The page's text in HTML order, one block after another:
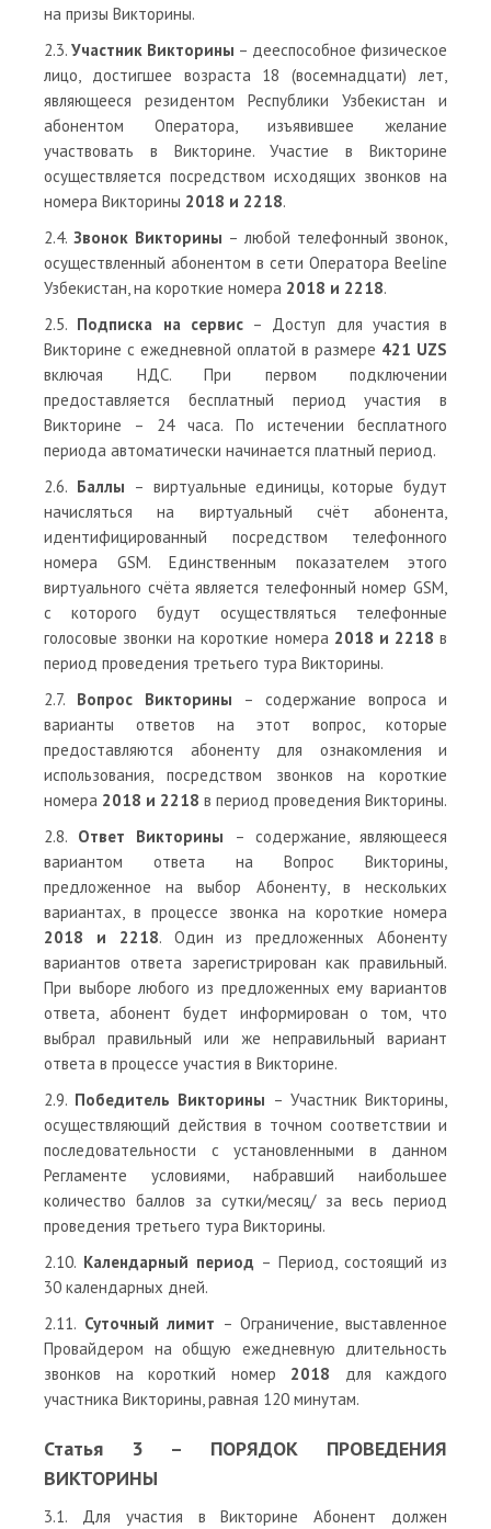
на призы Викторины.
2.3. Участник Викторины – дееспособное физическое
лицо, достигшее возраста 18 (восемнадцати) лет,
являющееся резидентом Республики Узбекистан и
абонентом Оператора, изъявившее желание
участвовать в Викторине. Участие в Викторине
осуществляется посредством исходящих звонков на
номера Викторины 2018 и 2218.
2.4. Звонок Викторины – любой телефонный звонок,
осуществленный абонентом в сети Оператора Beeline
Узбекистан, на короткие номера 2018 и 2218.
2.5. Подписка на сервис– Доступ для участия в
Викторине с ежедневной оплатой в размере 421 UZS
включая НДС. При первом подключении
предоставляется бесплатный период участия в
Викторине – 24 часа. По истечении бесплатного
периода автоматически начинается платный период.
2.6. Баллы – виртуальные единицы, которые будут
начисляться на виртуальный счёт абонента,
идентифицированный посредством телефонного
номера GSM. Единственным показателем этого
виртуального счёта является телефонный номер GSM,
с которого будут осуществляться телефонные
голосовые звонки на короткие номера 2018 и 2218 в
период проведения третьего тура Викторины.
2.7. Вопрос Викторины – содержание вопроса и
варианты ответов на этот вопрос, которые
предоставляются абоненту для ознакомления и
использования, посредством звонков на короткие
номера 2018 и 2218 в период проведения Викторины.
2.8. Ответ Викторины – содержание, являющееся
вариантом ответа на Вопрос Викторины,
предложенное на выбор Абоненту, в нескольких
вариантах, в процессе звонка на короткие номера
2018 и 2218. Один из предложенных Абоненту
вариантов ответа зарегистрирован как правильный.
При выборе любого из предложенных ему вариантов
ответа, абонент будет информирован о том, что
выбрал правильный или же неправильный вариант
ответа в процессе участия в Викторине.
2.9. Победитель Викторины – Участник Викторины,
осуществляющий действия в точном соответствии и
последовательности с установленными в данном
Регламенте условиями, набравший наибольшее
количество баллов за сутки/месяц/ за весь период
проведения третьего тура Викторины.
2.10. Календарный период – Период, состоящий из
30 календарных дней.
2.11. Суточный лимит – Ограничение, выставленное
Провайдером на общую ежедневную длительность
звонков на короткий номер 2018 для каждого
участника Викторины, равная 120 минутам.
Статья 3 – ПОРЯДОК ПРОВЕДЕНИЯ
ВИКТОРИНЫ
3.1. Для участия в Викторине Абонент должен